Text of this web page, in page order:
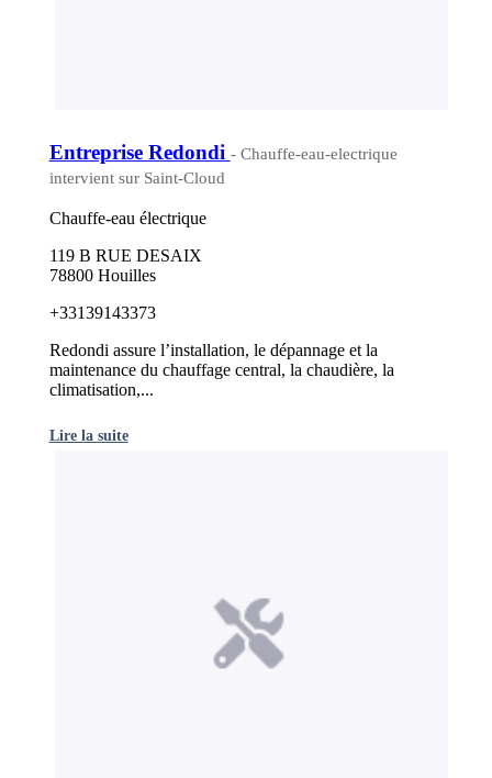
Entreprise Redondi - Chauffe-eau-electrique
intervient sur Saint-Cloud
Chauffe-eau électrique
119 B RUE DESAIX
78800 Houilles
+33139143373
Redondi assure l’installation, le dépannage et la
maintenance du chauffage central, la chaudière, la
climatisation,...
Lire la suite